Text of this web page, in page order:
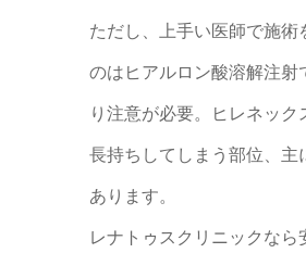
ただし、上手い医師で施
のはヒアルロン酸溶解注射
り注意が必要。ヒレネッ
長持ちしてしまう部位、主
あります。
レナトゥスクリニックな